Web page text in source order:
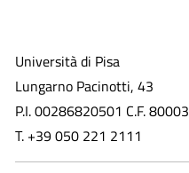
Università di Pisa
Lungarno Pacinotti, 43
P.I. 00286820501 C.F.
T. +39 050 221 2111